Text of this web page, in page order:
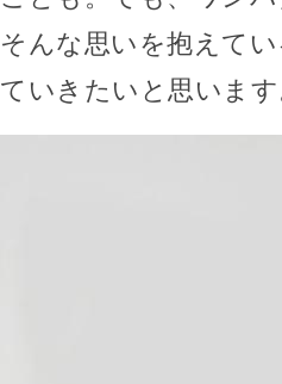
そんな思いを抱えて
ていきたいと思います